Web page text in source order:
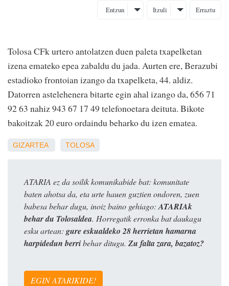
Entzun Itzuli Erraztu
Tolosa CFk urtero antolatzen duen paleta txapelketan
izena emateko epea zabaldu du jada. Aurten ere, Berazubi
estadioko frontoian izango da txapelketa, 44. aldiz.
Datorren astelehenera bitarte egin ahal izango da, 656 71
92 63 nahiz 943 67 17 49 telefonoetara deituta. Bikote
bakoitzak 20 euro ordaindu beharko du izen ematea.
GIZARTEA TOLOSA
ATARIA ez da soilik komunikabide bat: komunitate
baten ahotsa da, eta urte hauen guztien ondoren, zuen
babesa behar dugu, inoiz baino gehiago: ATARIAk
behar du Tolosaldea. Horregatik erronka bat daukagu
esku artean: gure eskualdeko 28 herrietan hamarna
harpidedun berribehar ditugu. Zu falta zara, bazatoz?
EGIN ATARIKIDE!